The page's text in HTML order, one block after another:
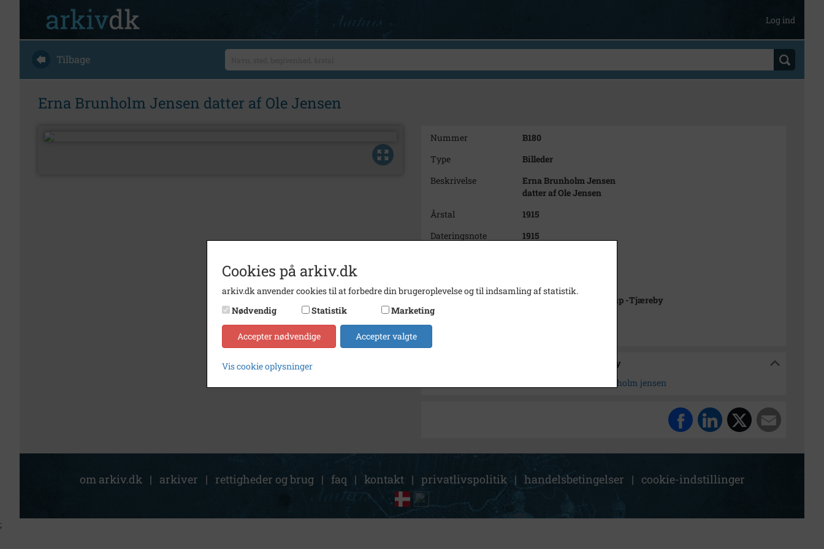
Log ind
Tilbage
Erna Brunholm Jensen datter af Ole Jensen
Nummer
B180
Type
Billeder
Beskrivelse
Erna Brunholm Jensen
datter af Ole Jensen
Årstal
1915
Dateringsnote
1915
Arkiv
Lokalarkivet Alsønderup -Tjæreby
Søg videre i Lokalarkivet Alsønderup -Tjæreby
Jensen, Erna brunholm f. 14/ 10 188 d. Ole Brunholm jensen
om arkiv.dk | arkiver | rettigheder og brug | faq | kontakt | privatlivspolitik | handelsbetingelser | cookie-indstillinger
Cookies på arkiv.dk
arkiv.dk anvender cookies til at forbedre din brugeroplevelse og til indsamling af statistik.
Nødvendig
Statistik Marketing
Accepter nødvendige Accepter valgte
Vis cookie oplysninger
;